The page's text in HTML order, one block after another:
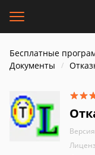
Бесплатные
Документы